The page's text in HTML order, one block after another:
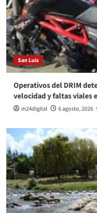
San Luis
Operativos del DRIM
velocidad y faltas viales
m24digital 6 agosto, 2026